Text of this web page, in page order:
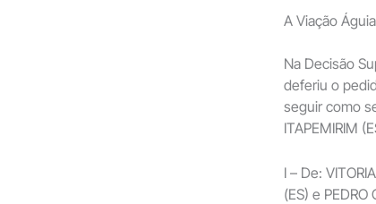
A Viação
Na Decisão
deferiu o
seguir como
ITAPEMIRIM
I – De:
(ES) e PEDRO